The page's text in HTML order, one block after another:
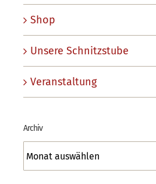
Shop
Unsere Schnitzstube
Veranstaltung
Archiv
Archiv